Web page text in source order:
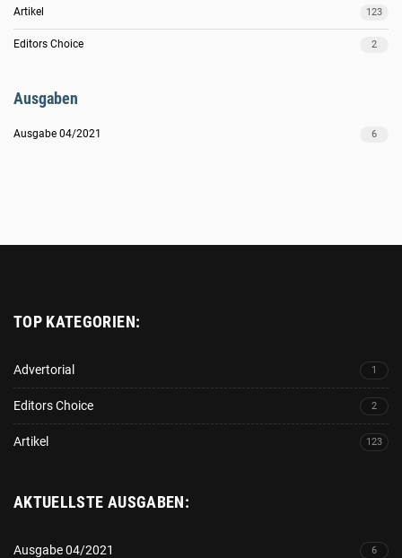
Artikel 123
Editors Choice 2
Ausgaben
Ausgabe 04/2021 6
TOP KATEGORIEN:
Advertorial 1
Editors Choice 2
Artikel 123
AKTUELLSTE AUSGABEN:
Ausgabe 04/2021 6